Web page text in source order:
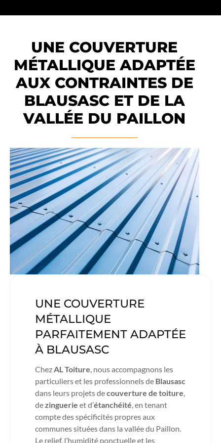
UNE COUVERTURE
MÉTALLIQUE ADAPTÉE
AUX CONTRAINTES DE
BLAUSASC ET DE LA
VALLÉE DU PAILLON
UNE COUVERTURE
MÉTALLIQUE
PARFAITEMENT ADAPTÉE
À BLAUSASC
ChezAL Toiture, nous accompagnons les
particuliers et les professionnels de Blausasc
dans leurs projets decouverture de toiture,
dezinguerie et d’étanchéité, en tenant
compte des spécificités propres aux
communes situées dans la vallée du Paillon.
Le relief, l’humidité ponctuelle et les